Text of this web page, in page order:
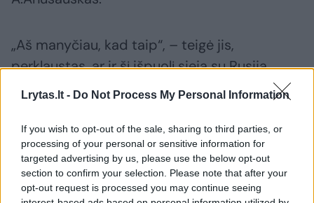
Lrytas.lt - Do Not Process My Personal Information
If you wish to opt-out of the sale, sharing to third parties, or
processing of your personal or sensitive information for
targeted advertising by us, please use the below opt-out
section to confirm your selection. Please note that after your
opt-out request is processed you may continue seeing
„Aš manyčiau, kad taip“, – teigė jis,
perklaustas, ar ir šį išpuolį sieja su Rusija.
Užsienio reikalų ministerija informacijos, kuri
paskleista viešumoje, tikrumo patvirtinti